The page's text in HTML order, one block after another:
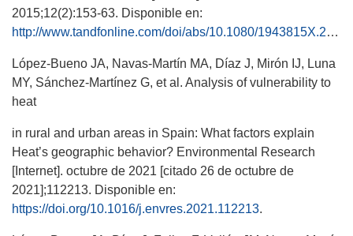
2015;12(2):153-63. Disponible en:
http://www.tandfonline.com/doi/abs/10.1080/1943815X.2015.1062032
López-Bueno JA, Navas-Martín MA, Díaz J, Mirón IJ, Luna
MY, Sánchez-Martínez G, et al. Analysis of vulnerability to
heat
in rural and urban areas in Spain: What factors explain
Heat’s geographic behavior? Environmental Research
[Internet]. octubre de 2021 [citado 26 de octubre de
2021];112213. Disponible en:
https://doi.org/10.1016/j.envres.2021.112213.